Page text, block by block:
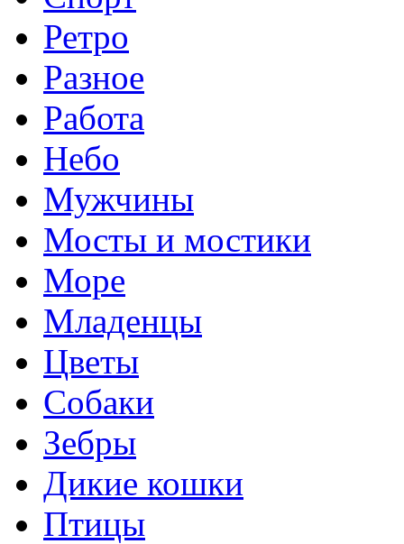
Ретро
Разное
Работа
Небо
Мужчины
Мосты и мостики
Море
Младенцы
Цветы
Собаки
Зебры
Дикие кошки
Птицы